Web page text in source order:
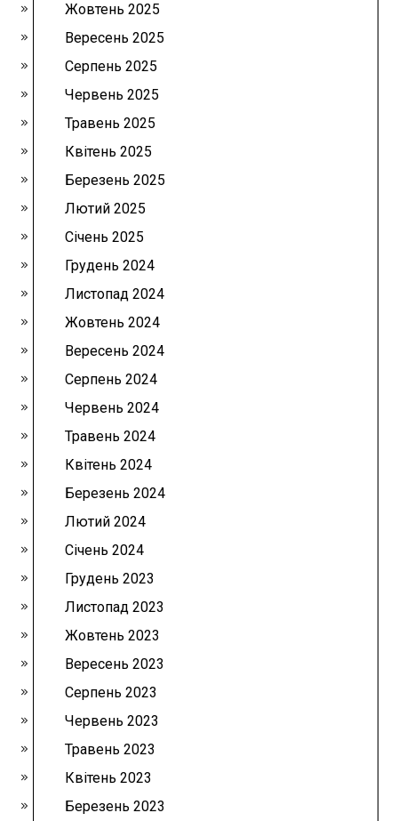
Жовтень 2025
Вересень 2025
Серпень 2025
Червень 2025
Травень 2025
Квітень 2025
Березень 2025
Лютий 2025
Січень 2025
Грудень 2024
Листопад 2024
Жовтень 2024
Вересень 2024
Серпень 2024
Червень 2024
Травень 2024
Квітень 2024
Березень 2024
Лютий 2024
Січень 2024
Грудень 2023
Листопад 2023
Жовтень 2023
Вересень 2023
Серпень 2023
Червень 2023
Травень 2023
Квітень 2023
Березень 2023